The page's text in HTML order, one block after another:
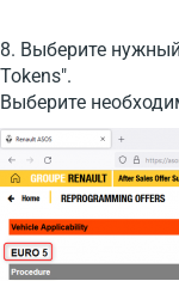
8. Выберите
Tokens".
Выберите